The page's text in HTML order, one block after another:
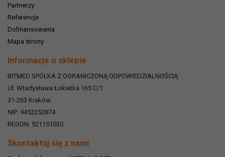
Partnerzy
Referencje
Dofinansowania
Mapa strony
Informacje o sklepie
BITMED SPÓŁKA Z OGRANICZONĄ ODPOWIEDZIALNOŚCIĄ
Ul. Władysława Łokietka 165 C/1
31-263 Kraków
NIP: 9452252874
REGON: 521151030
Skontaktuj się z nami